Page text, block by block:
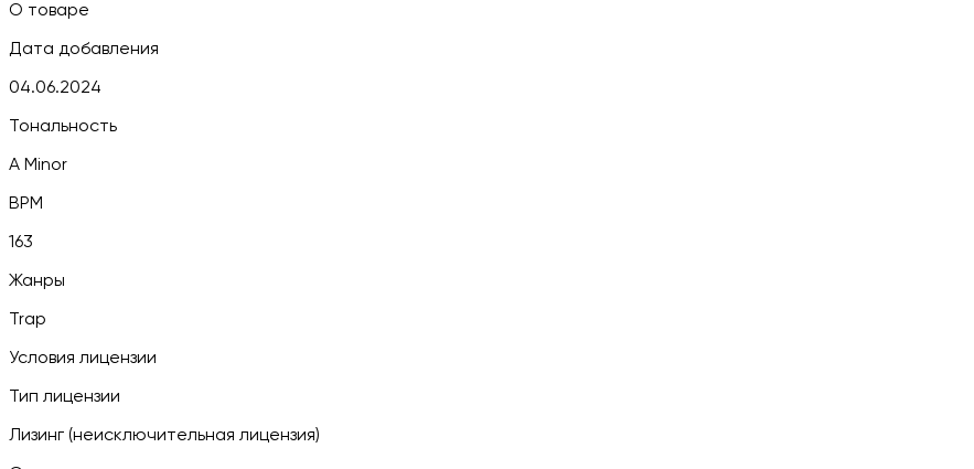
О товаре
Дата добавления
04.06.2024
Тональность
A Minor
BPM
163
Жанры
Trap
Условия лицензии
Тип лицензии
Лизинг (неисключительная лицензия)